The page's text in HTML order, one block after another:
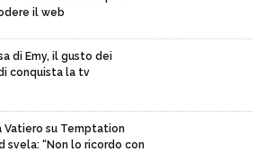
il web
di Emy, il gusto dei
conquista la tv
Vatiero su Temptation
svela: “Non lo ricordo con